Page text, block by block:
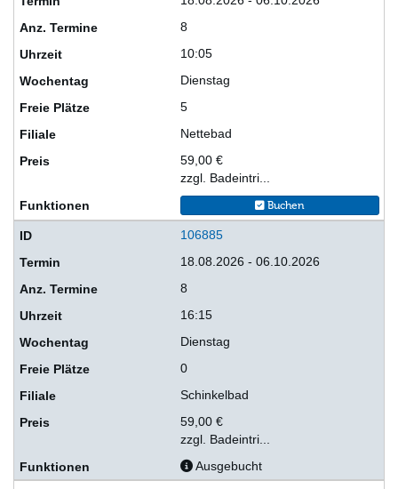
8
10:05
Dienstag
5
Nettebad
59,00 €
zzgl. Badeintri...
Buchen
106885
18.08.2026 - 06.10.2026
8
16:15
Dienstag
0
Schinkelbad
59,00 €
zzgl. Badeintri...
Ausgebucht